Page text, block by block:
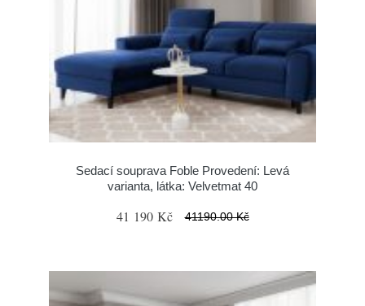
Sedací souprava Foble Provedení: Levá
varianta, látka: Velvetmat 40
41 190 Kč 41190.00 Kč